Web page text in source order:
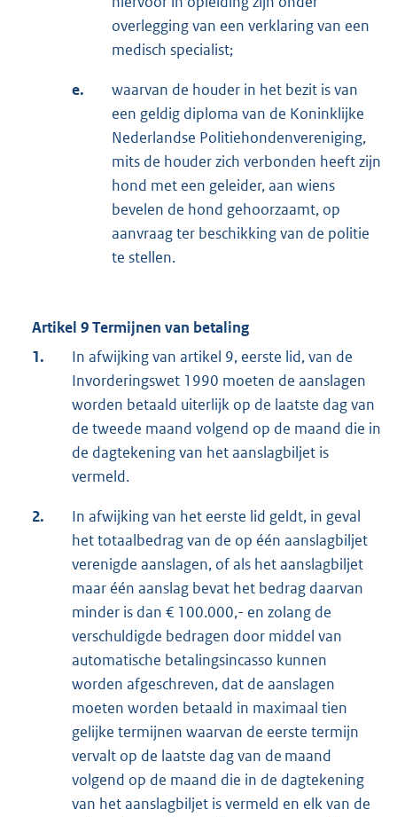
overlegging van een verklaring van een
medisch specialist;
e.
waarvan de houder in het bezit is van
een geldig diploma van de Koninklijke
Nederlandse Politiehondenvereniging,
mits de houder zich verbonden heeft zijn
hond met een geleider, aan wiens
bevelen de hond gehoorzaamt, op
aanvraag ter beschikking van de politie
te stellen.
Artikel 9 Termijnen van betaling
1.
In afwijking van artikel 9, eerste lid, van de
Invorderingswet 1990 moeten de aanslagen
worden betaald uiterlijk op de laatste dag van
de tweede maand volgend op de maand die in
de dagtekening van het aanslagbiljet is
vermeld.
2.
In afwijking van het eerste lid geldt, in geval
het totaalbedrag van de op één aanslagbiljet
verenigde aanslagen, of als het aanslagbiljet
maar één aanslag bevat het bedrag daarvan
minder is dan € 100.000,- en zolang de
verschuldigde bedragen door middel van
automatische betalingsincasso kunnen
worden afgeschreven, dat de aanslagen
moeten worden betaald in maximaal tien
gelijke termijnen waarvan de eerste termijn
vervalt op de laatste dag van de maand
volgend op de maand die in de dagtekening
van het aanslagbiljet is vermeld en elk van de